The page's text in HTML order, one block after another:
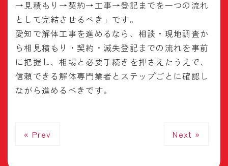
→見積もり→契約→工事→登記までを一つの流れ
として完結させるべき」です。
愛知で解体工事を進めるなら、相談・現地調査か
ら相見積もり・契約・滅失登記までの流れを事前
に把握し、相場と必要手続きを押さえたうえで、
信頼できる解体専門業者とステップごとに確認し
ながら進めるべきです。
« Prev Next »